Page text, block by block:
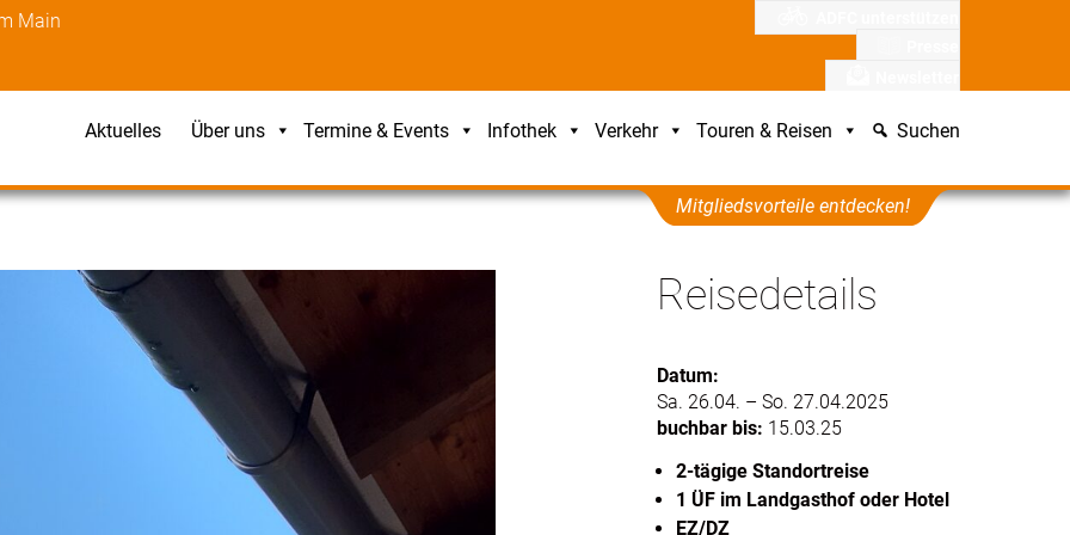
Main
Aktuelles Über uns Termine & Events Infothek Verkehr Touren & Reisen Suchen
Mitgliedsvorteile entdecken!
Reisedetails
Datum:
Sa. 26.04. – So. 27.04.2025
buchbar bis: 15.03.25
2-tägige Standortreise
1 ÜF im Landgasthof oder Hotel
EZ/DZ